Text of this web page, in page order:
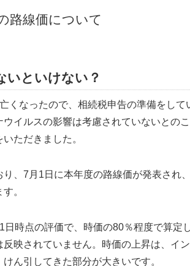
路線価について
いといけない？
くなったので、相続税申告の準備をし
ウイルスの影響は考慮されていないとの
ただきました。
り、7月1日に本年度の路線価が発表され
。
日時点の評価で、時価の80％程度で算
反映されていません。時価の上昇は、イ
ん引してきた部分が大きいです。